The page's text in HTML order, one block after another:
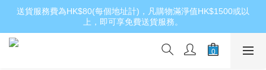
送貨服務費為HK$80(每個地址計)，凡購物滿淨值HK$1500或以
上，即可享免費送貨服務。